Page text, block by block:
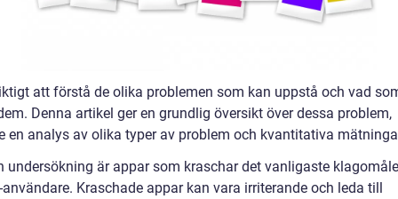
att förstå de olika problemen som kan uppstå och vad
Denna artikel ger en grundlig översikt över dessa problem,
en analys av olika typer av problem och kvantitativa
undersökning är appar som kraschar det vanligaste
Kraschade appar kan vara irriterande och leda till